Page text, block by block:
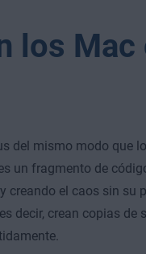
los Mac
del mismo modo que
un fragmento de
creando el caos sin su
decir, crean copias de